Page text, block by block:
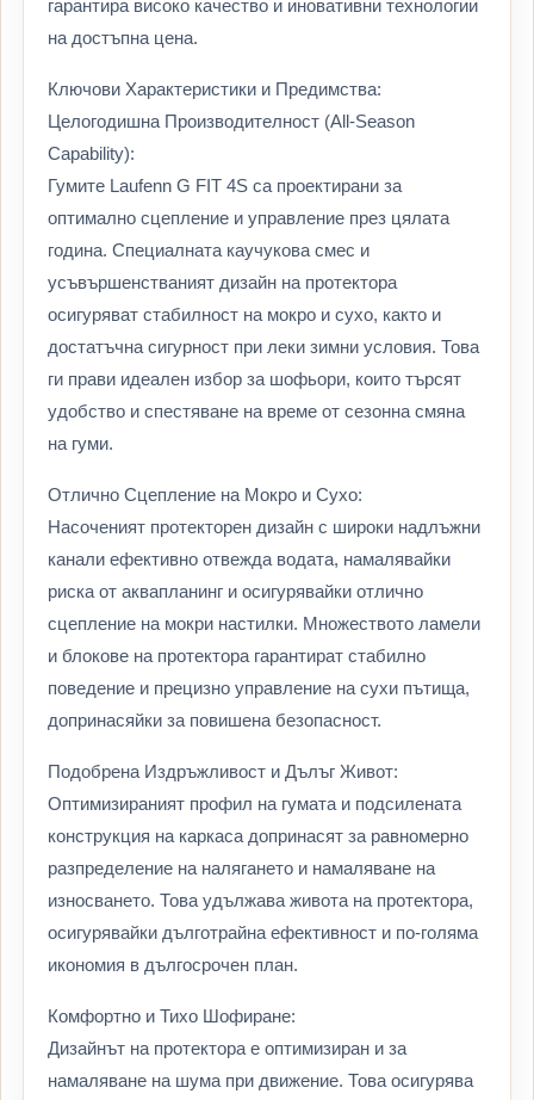
гарантира високо качество и иновативни технологии
на достъпна цена.
Ключови Характеристики и Предимства:
Целогодишна Производителност (All-Season
Capability):
Гумите Laufenn G FIT 4S са проектирани за
оптимално сцепление и управление през цялата
година. Специалната каучукова смес и
усъвършенстваният дизайн на протектора
осигуряват стабилност на мокро и сухо, както и
достатъчна сигурност при леки зимни условия. Това
ги прави идеален избор за шофьори, които търсят
удобство и спестяване на време от сезонна смяна
на гуми.
Отлично Сцепление на Мокро и Сухо:
Насоченият протекторен дизайн с широки надлъжни
канали ефективно отвежда водата, намалявайки
риска от аквапланинг и осигурявайки отлично
сцепление на мокри настилки. Множеството ламели
и блокове на протектора гарантират стабилно
поведение и прецизно управление на сухи пътища,
допринасяйки за повишена безопасност.
Подобрена Издръжливост и Дълъг Живот:
Оптимизираният профил на гумата и подсилената
конструкция на каркаса допринасят за равномерно
разпределение на налягането и намаляване на
износването. Това удължава живота на протектора,
осигурявайки дълготрайна ефективност и по-голяма
икономия в дългосрочен план.
Комфортно и Тихо Шофиране:
Дизайнът на протектора е оптимизиран и за
намаляване на шума при движение. Това осигурява